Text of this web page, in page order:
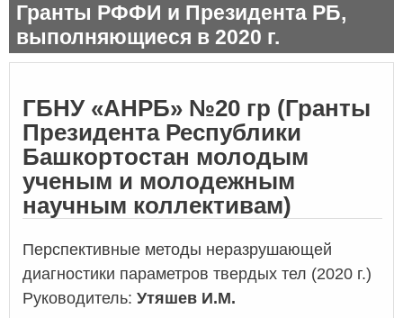
Гранты РФФИ и Президента РБ,
выполняющиеся в 2020 г.
ГБНУ «АНРБ» №20 гр (Гранты
Президента Республики
Башкортостан молодым
ученым и молодежным
научным коллективам)
Перспективные методы неразрушающей
диагностики параметров твердых тел (2020 г.)
Руководитель: Утяшев И.М.